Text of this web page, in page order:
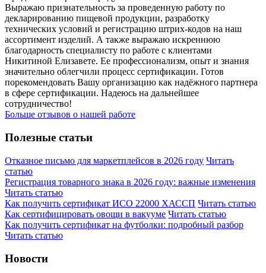
Выражаю признательность за проведенную работу по
декларированию пищевой продукции, разработку
технических условий и регистрацию штрих-кодов на наш
ассортимент изделий. А также выражаю искреннюю
благодарность специалисту по работе с клиентами
Никитиной Елизавете. Ее профессионализм, опыт и знания
значительно облегчили процесс сертификации. Готов
порекомендовать Вашу организацию как надёжного партнера
в сфере сертификации. Надеюсь на дальнейшее
сотрудничество!
Больше отзывов о нашей работе
Полезные статьи
Отказное письмо для маркетплейсов в 2026 году Читать
статью
Регистрация товарного знака в 2026 году: важные изменения
Читать статью
Как получить сертификат ИСО 22000 ХАССП Читать статью
Как сертифицировать овощи в вакууме Читать статью
Как получить сертификат на футболки: подробный разбор
Читать статью
Новости